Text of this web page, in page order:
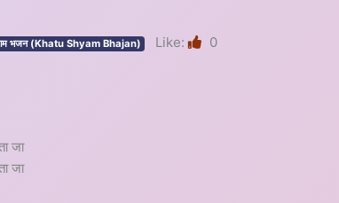
भजन (Khatu Shyam Bhajan) Like: 0
जा
जा